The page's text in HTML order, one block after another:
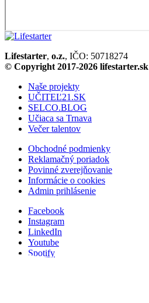
Lifestarter, o.z., IČO: 50718274
© Copyright 2017-2026 lifestarter.sk
Naše projekty
UČITEĽ21.SK
SELCO.BLOG
Učiaca sa Trnava
Večer talentov
Obchodné podmienky
Reklamačný poriadok
Povinné zverejňovanie
Informácie o cookies
Admin prihlásenie
Facebook
Instagram
LinkedIn
Youtube
Spotify